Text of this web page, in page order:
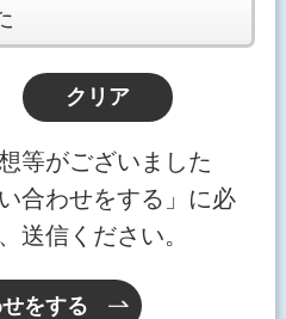
等がございました
合わせをする」に必
送信ください。
をする